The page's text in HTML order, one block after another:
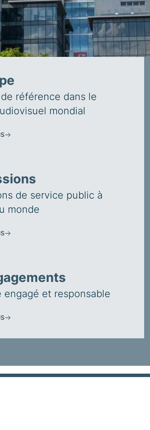
référence dans le
mondial
de service public à
monde
engagé et responsable